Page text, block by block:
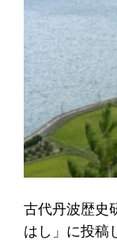
古代丹波歴史
はし」に投稿